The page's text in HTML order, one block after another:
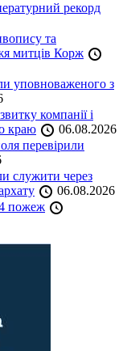
рекорд
та
митців Корж
уповноваженого з
компанії і
краю
06.08.2026
перевірили
служити через
06.08.2026
пожеж